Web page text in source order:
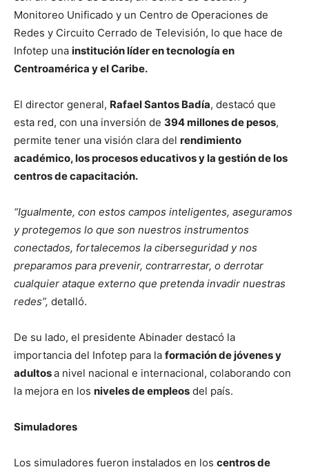
Monitoreo Unificado y un Centro de Operaciones de
Redes y Circuito Cerrado de Televisión, lo que hace de
Infotep una institución líder en tecnología en
Centroamérica y el Caribe.
El director general, Rafael Santos Badía, destacó que
esta red, con una inversión de 394 millones de pesos,
permite tener una visión clara del rendimiento
académico, los procesos educativos y la gestión de los
centros de capacitación.
“Igualmente, con estos campos inteligentes, aseguramos
y protegemos lo que son nuestros instrumentos
conectados, fortalecemos la ciberseguridad y nos
preparamos para prevenir, contrarrestar, o derrotar
cualquier ataque externo que pretenda invadir nuestras
redes”, detalló.
De su lado, el presidente Abinader destacó la
importancia del Infotep para la formación de jóvenes y
adultosa nivel nacional e internacional, colaborando con
la mejora en los niveles de empleos del país.
Simuladores
Los simuladores fueron instalados en los centros de